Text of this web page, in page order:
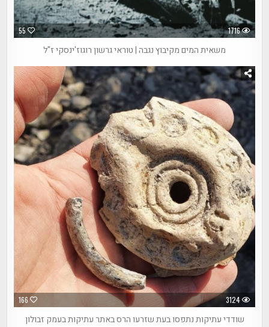
55 1716
משאית המים מקיבוץ נגבה | טוראי גרשון רוגוז'ינסקי ז"ל
166 3124
שודדי עתיקות נתפסו בעת שזרעו הרס באתר עתיקות בעמק זבולון